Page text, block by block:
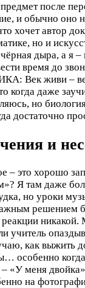
после
и обычно оно
хочет автор
но и
дыра, а я –
время до
живи – век
даже
но
достаточно
и
– это хорошо
Я там даже
но уроки
решением
никакой.
как выжить
особенно
«У меня
на